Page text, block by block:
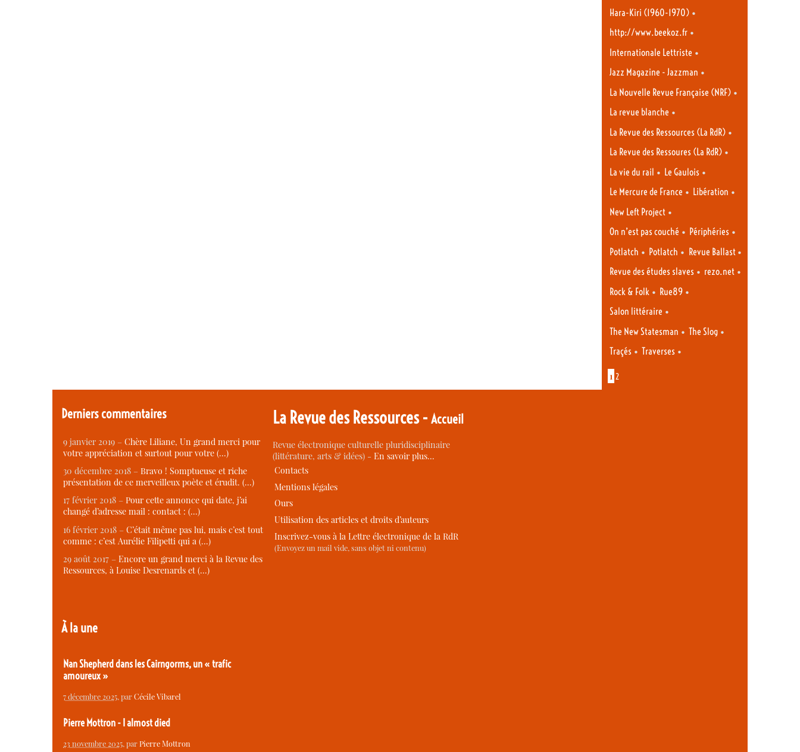
Hara-Kiri (1960-1970) •
http://www.beekoz.fr •
Internationale Lettriste •
Jazz Magazine - Jazzman •
La Nouvelle Revue Française (NRF) •
La revue blanche •
La Revue des Ressources (La RdR) •
La Revue des Ressoures (La RdR) •
La vie du rail • Le Gaulois •
Le Mercure de France • Libération •
New Left Project •
On n’est pas couché • Périphéries •
Potlatch • Potlatch • Revue Ballast •
Revue des études slaves • rezo.net •
Rock & Folk • Rue89 •
Salon littéraire •
The New Statesman • The Slog •
Traçés • Traverses •
1 2
Derniers commentaires
9 janvier 2019 – Chère Liliane, Un grand merci pour
votre appréciation et surtout pour votre (…)
30 décembre 2018 – Bravo ! Somptueuse et riche
présentation de ce merveilleux poète et érudit. (…)
17 février 2018 – Pour cette annonce qui date, j’ai
changé d’adresse mail : contact : (…)
16 février 2018 – C’était même pas lui, mais c’est tout
comme : c’est Aurélie Filipetti qui a (…)
29 août 2017 – Encore un grand merci à la Revue des
Ressources, à Louise Desrenards et (…)
À la une
Nan Shepherd dans les Cairngorms, un « trafic
amoureux »
7 décembre 2025, parCécile Vibarel
Pierre Mottron - I almost died
23 novembre 2025, parPierre Mottron
La Revue des Ressources -Accueil
Revue électronique culturelle pluridisciplinaire
(littérature, arts & idées) -En savoir plus…
Contacts
Mentions légales
Ours
Utilisation des articles et droits d’auteurs
Inscrivez-vous à la Lettre électronique de la RdR
(Envoyez un mail vide, sans objet ni contenu)